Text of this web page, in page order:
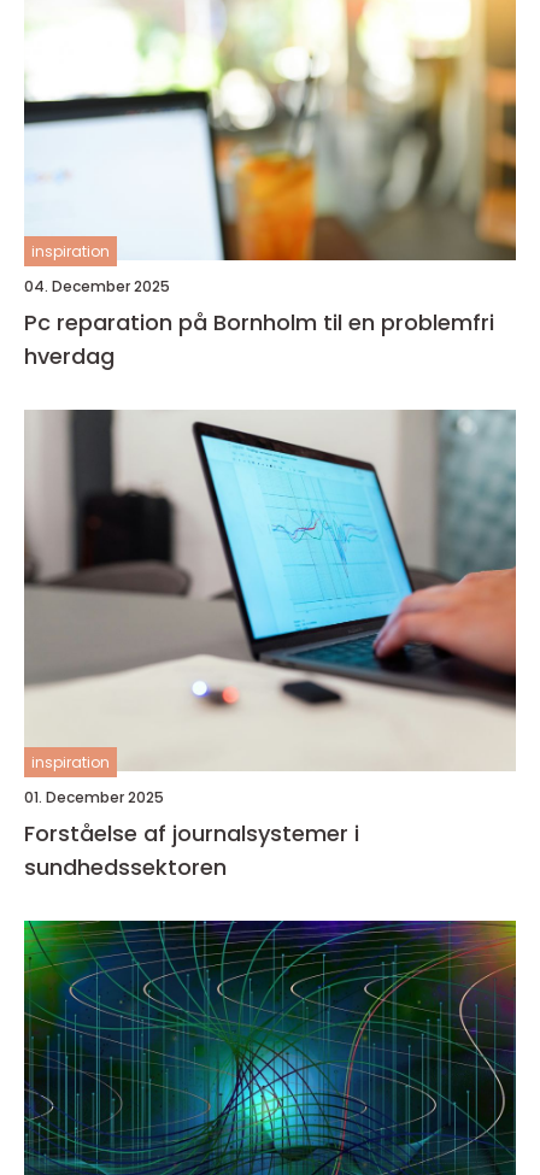
inspiration
04. December 2025
Pc reparation på Bornholm til en problemfri
hverdag
inspiration
01. December 2025
Forståelse af journalsystemer i
sundhedssektoren